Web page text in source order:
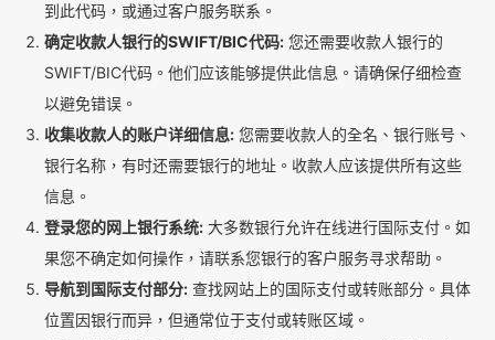
到此代码，或通过客户服务联系。
确定收款人银行的SWIFT/BIC代码: 您还需要收款人银行的
SWIFT/BIC代码。他们应该能够提供此信息。请确保仔细检查
以避免错误。
收集收款人的账户详细信息: 您需要收款人的全名、银行账号、
银行名称，有时还需要银行的地址。收款人应该提供所有这些
信息。
登录您的网上银行系统: 大多数银行允许在线进行国际支付。如
果您不确定如何操作，请联系您银行的客户服务寻求帮助。
导航到国际支付部分: 查找网站上的国际支付或转账部分。具体
位置因银行而异，但通常位于支付或转账区域。